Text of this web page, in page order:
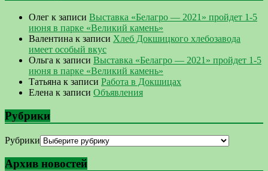
Олег к записи Выставка «Белагро — 2021» пройдет 1-5
июня в парке «Великий камень»
Валентина к записи Хлеб Докшицкого хлебозавода
имеет особый вкус
Ольга к записи Выставка «Белагро — 2021» пройдет 1-5
июня в парке «Великий камень»
Татьяна к записи Работа в Докшицах
Елена к записи Объявления
Рубрики
Рубрики
Архив новостей